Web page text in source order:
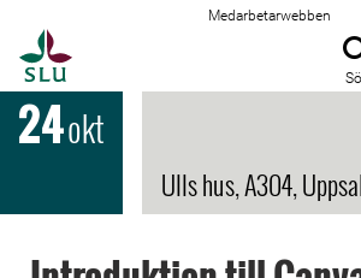
Medarbetarwebben
24okt
Ulls hus, A304,